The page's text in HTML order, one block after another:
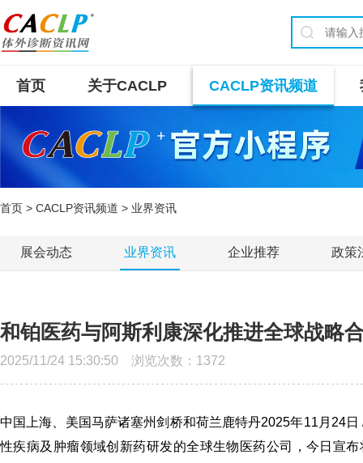
首页 关于CACLP CACLP资讯频道
首页 > CACLP资讯频道 > 业界资讯
展会动态 业界资讯 企业推荐 政策
和铂医药与阿斯利康深化推进全球战略
2025/11/24 15:30:50 浏览次数： 1372
中国上海、美国马萨诸塞州剑桥和荷兰鹿特丹2025年11月24
性疾病及肿瘤领域创新药研发的全球生物医药公司，今日宣